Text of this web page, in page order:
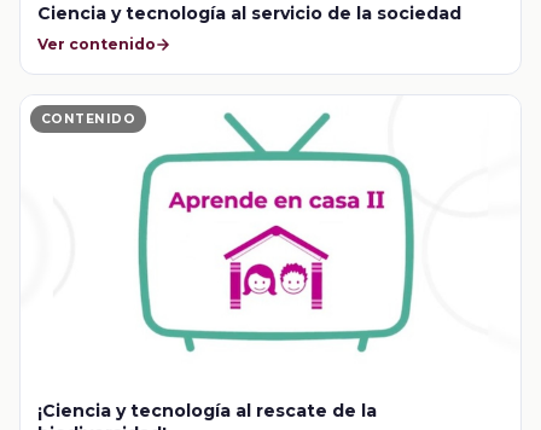
Ciencia y tecnología al servicio de la sociedad
Ver contenido
CONTENIDO
¡Ciencia y tecnología al rescate de la